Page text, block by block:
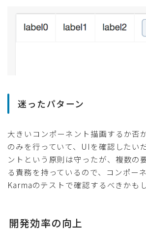
迷ったパターン
大きいコンポーネント描画するか否
のみを行っていて、UIを確認したい
ントという原則は守ったが、複数の
る責務を持っているので、コンポー
Karmaのテストで確認するべきかも
開発効率の向上